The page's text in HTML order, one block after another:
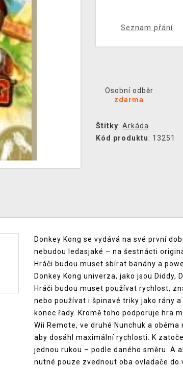
Seznam přání
Osobní odběr
zdarma
Štítky: Arkáda
Kód produktu: 13251
Donkey Kong se vydává na své první
nebudou ledasjaké – na šestnácti
Hráči budou muset sbírat banány a
Donkey Kong univerza, jako jsou Diddy,
Hráči budou muset používat rychlost,
nebo používat i špinavé triky jako rány
konec řady. Kromě toho podporuje hra
Wii Remote, ve druhé Nunchuk a
aby dosáhl maximální rychlosti. K
jednou rukou – podle daného směru. A
nutné pouze zvednout oba ovladače